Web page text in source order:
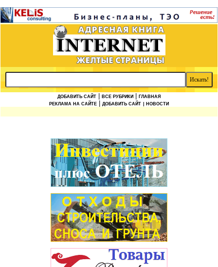
ДОБАВИТЬ САЙТ ВСЕ РУБРИКИ
ГЛАВНАЯ
РЕКЛАМА НА САЙТЕ
ДОБАВИТЬ САЙТ | НОВОСТИ